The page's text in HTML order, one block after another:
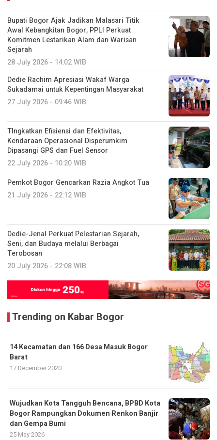
Bupati Bogor Ajak Jadikan Malasari Titik
Awal Kebangkitan Bogor, PPLI Perkuat
Komitmen Lestarikan Alam dan Warisan
Sejarah
28 July 2026 - 14:02 WIB
Dedie Rachim Apresiasi Wakaf Warga
Sukadamai untuk Kepentingan Masyarakat
27 July 2026 - 09:46 WIB
TIngkatkan Efisiensi dan Efektivitas,
Kendaraan Operasional Disperumkim
Dipasangi GPS dan Fuel Sensor
22 July 2026 - 10:20 WIB
Pemkot Bogor Gencarkan Razia Angkot Tua
21 July 2026 - 22:12 WIB
Dedie-Jenal Perkuat Pelestarian Sejarah,
Seni, dan Budaya melalui Berbagai
Terobosan
20 July 2026 - 22:08 WIB
Trending on Kabar Bogor
14 Kecamatan dan 166 Desa Masuk Bogor
Barat
17 December 2020
​Wujudkan Kota Tangguh Bencana, BPBD Kota
Bogor Rampungkan Dokumen Renkon Banjir
dan Gempa Bumi
25 May 2026